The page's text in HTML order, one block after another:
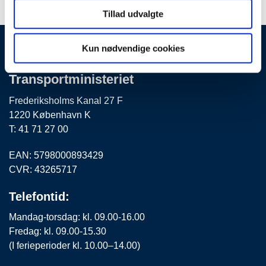
Tillad udvalgte
Kun nødvendige cookies
By-, Land- og
Transportministeriet
Frederiksholms Kanal 27 F
1220 København K
T: 41 71 27 00
EAN: 5798000893429
CVR: 43265717
Telefontid:
Mandag-torsdag: kl. 09.00-16.00
Fredag: kl. 09.00-15.30
(I ferieperioder kl. 10.00–14.00)